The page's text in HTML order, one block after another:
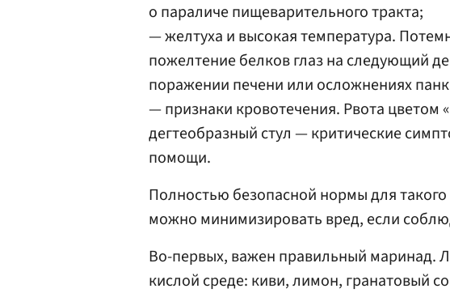
о параличе пищеварительного тракта;
— желтуха и высокая температура.
пожелтение белков глаз на следующий
поражении печени или осложнениях
— признаки кровотечения. Рвота
дегтеобразный стул — критические
помощи.
Полностью безопасной нормы для такого
можно минимизировать вред, если
Во-первых, важен правильный маринад.
кислой среде: киви, лимон, гранатовый